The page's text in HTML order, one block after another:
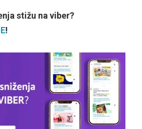
stižu na viber?
!